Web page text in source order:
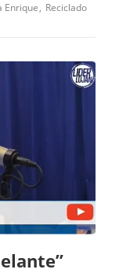
Enrique Reciclado